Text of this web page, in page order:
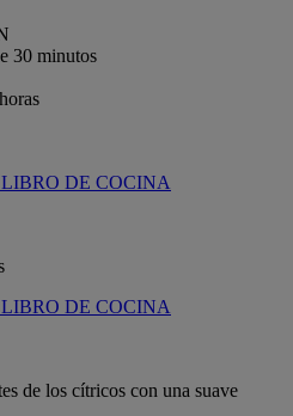
30 minutos
DE COCINA
DE COCINA
de los cítricos con una suave